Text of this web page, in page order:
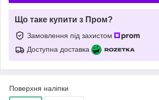
Що таке купити з Пром?
Замовлення під захистом
Доступна доставка
Поверхня наліпки